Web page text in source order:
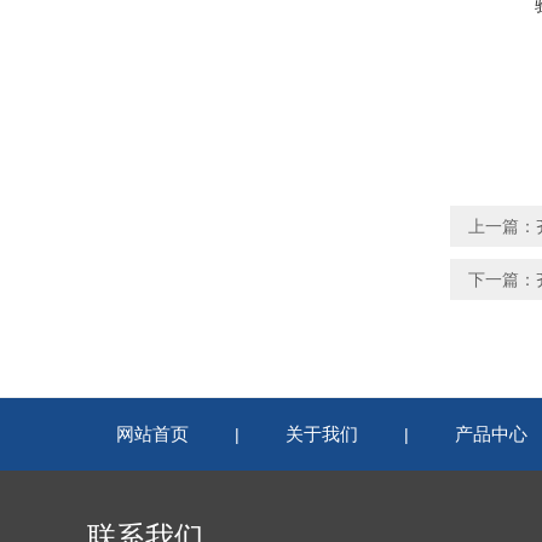
上一篇：
下一篇：
网站首页 | 关于我们 | 产品中心